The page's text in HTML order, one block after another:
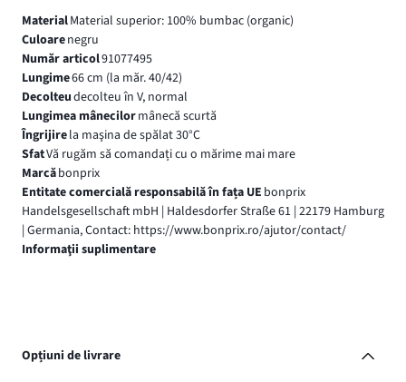
MaterialMaterial superior: 100% bumbac (organic)
Culoarenegru
Număr articol91077495
Lungime66 cm (la măr. 40/42)
Decolteudecolteu în V, normal
Lungimea mânecilormânecă scurtă
Îngrijirela maşina de spălat 30°C
SfatVă rugăm să comandați cu o mărime mai mare
Marcăbonprix
Entitate comercială responsabilă în fața UE bonprix
Handelsgesellschaft mbH | Haldesdorfer Straße 61 | 22179 Hamburg
| Germania, Contact: https://www.bonprix.ro/ajutor/contact/
Informaţii suplimentare
Opțiuni de livrare